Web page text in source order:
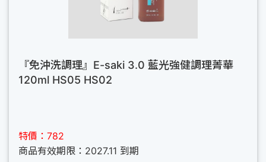
『免沖洗調理』E-saki 3.0 藍光強健調理菁華
120ml HS05 HS02
特價：782
商品有效期限：2027.11 到期